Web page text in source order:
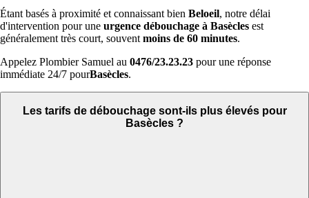
Étant basés à proximité et connaissant bien Beloeil, notre délai
d'intervention pour une urgence débouchage à Basècles est
généralement très court, souvent moins de 60 minutes.
Appelez Plombier Samuel au 0476/23.23.23 pour une réponse
immédiate 24/7 pourBasècles.
Les tarifs de débouchage sont-ils plus élevés pour
Basècles ?